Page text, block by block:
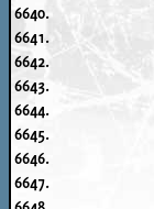
6640.
6641.
6642.
6643.
6644.
6645.
6646.
6647.